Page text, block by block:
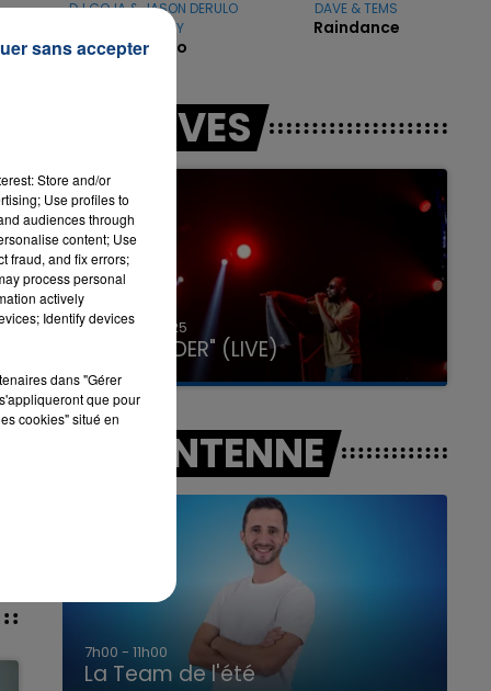
LA TEAM DE L'ÉTÉ
DJ GOJA & JASON DERULO
& MELODY
Mi Chico
DAVE & TEMS
Raindance
LES LIVES
31 janvier 2025
GIMS "SPIDER" (LIVE)
A L'ANTENNE
7h00 - 11h00
La Team de l'été
Store and/or
Use profiles to
audiences through
content; Use
fraud, and fix errors;
process personal
actively
Identify devices
dans "Gérer
que pour
cookies" situé en
sans accepter